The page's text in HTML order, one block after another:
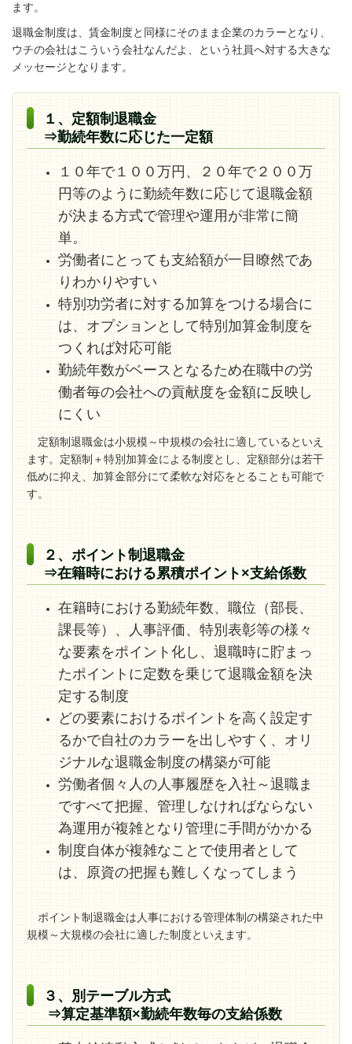
ます。
退職金制度は、賃金制度と同様にそのまま企業のカラーとなり、
ウチの会社はこういう会社なんだよ、という社員へ対する大きな
メッセージとなります。
１、定額制退職金
⇒勤続年数に応じた一定額
１０年で１００万円、２０年で２００万
円等のように勤続年数に応じて退職金額
が決まる方式で管理や運用が非常に簡
単。
労働者にとっても支給額が一目瞭然であ
りわかりやすい
特別功労者に対する加算をつける場合に
は、オプションとして特別加算金制度を
つくれば対応可能
勤続年数がベースとなるため在職中の労
働者毎の会社への貢献度を金額に反映し
にくい
定額制退職金は小規模～中規模の会社に適しているといえ
ます。定額制＋特別加算金による制度とし、定額部分は若干
低めに抑え、加算金部分にて柔軟な対応をとることも可能で
す。
２、ポイント制退職金
⇒在籍時における累積ポイント×支給係数
在籍時における勤続年数、職位（部長、
課長等）、人事評価、特別表彰等の様々
な要素をポイント化し、退職時に貯まっ
たポイントに定数を乗じて退職金額を決
定する制度
どの要素におけるポイントを高く設定す
るかで自社のカラーを出しやすく、オリ
ジナルな退職金制度の構築が可能
労働者個々人の人事履歴を入社～退職ま
ですべて把握、管理しなければならない
為運用が複雑となり管理に手間がかかる
制度自体が複雑なことで使用者として
は、原資の把握も難しくなってしまう
ポイント制退職金は人事における管理体制の構築された中
規模～大規模の会社に適した制度といえます。
３、別テーブル方式
⇒算定基準額×勤続年数毎の支給係数